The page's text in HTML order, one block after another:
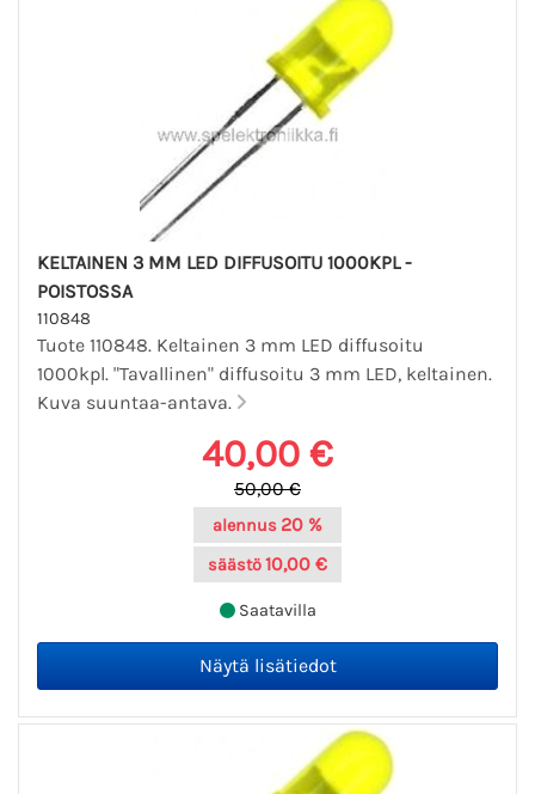
KELTAINEN 3 MM LED DIFFUSOITU 1000KPL -
POISTOSSA
110848
Tuote 110848. Keltainen 3 mm LED diffusoitu
1000kpl. "Tavallinen" diffusoitu 3 mm LED, keltainen.
Kuva suuntaa-antava.
40,00 €
50,00 €
alennus 20 %
säästö10,00 €
Saatavilla